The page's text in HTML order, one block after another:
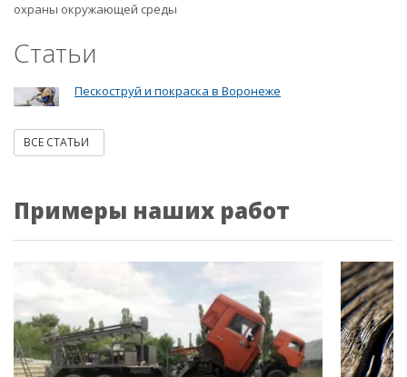
охраны окружающей среды
Статьи
Пескоструй и покраска в Воронеже
ВСЕ СТАТЬИ
Примеры наших работ